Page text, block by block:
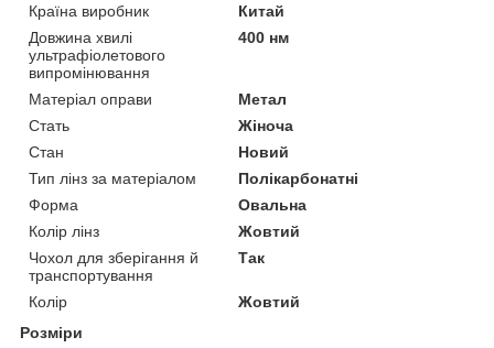
Країна виробник
Китай
Довжина хвилі
ультрафіолетового
випромінювання
400 нм
Матеріал оправи
Метал
Стать
Жіноча
Стан
Новий
Тип лінз за матеріалом
Полікарбонатні
Форма
Овальна
Колір лінз
Жовтий
Чохол для зберігання й
транспортування
Так
Колір
Жовтий
Розміри